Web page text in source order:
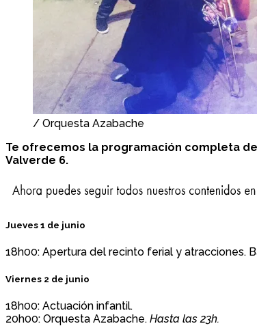
/ Orquesta Azabache
Te ofrecemos la programación completa
Valverde 6.
Jueves 1 de junio
18h00: Apertura del recinto ferial y atracciones.
Viernes 2 de junio
18h00: Actuación infantil.
20h00: Orquesta Azabache. Hasta las 23h.